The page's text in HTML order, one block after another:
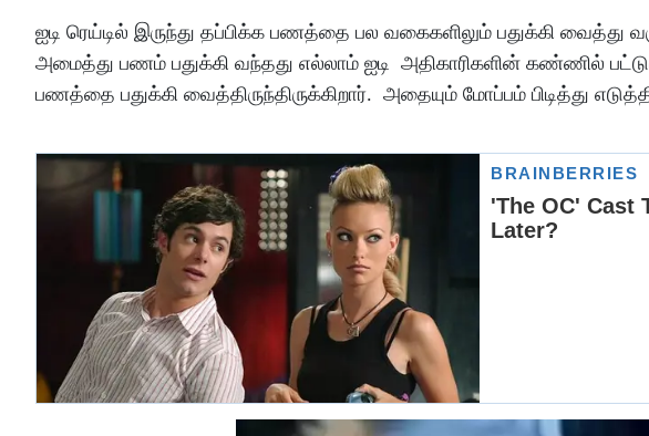
ஐடி ரெய்டில் இருந்து தப்பிக்க பணத்தை பல வகைகளிலும் பதுக்கி வைத்து
அமைத்து பணம் பதுக்கி வந்தது எல்லாம் ஐடி அதிகாரிகளின் கண்ணில்
பணத்தை பதுக்கி வைத்திருந்திருக்கிறார். அதையும் மோப்பம் பிடித்து